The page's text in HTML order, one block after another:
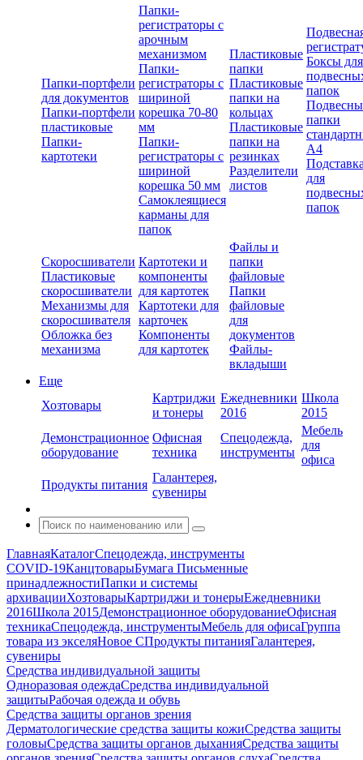
Папки-портфели
для документов
Папки-портфели
пластиковые
Папки-
картотеки
Папки-
регистраторы с
арочным
механизмом
Папки-
регистраторы с
шириной
корешка 70-80
мм
Папки-
регистраторы с
шириной
корешка 50 мм
Самоклеящиеся
карманы для
папок
Пластиковые
папки
Пластиковые
папки на
кольцах
Пластиковые
папки на
резинках
Разделители
листов
Боксы для
папок
папки
А4
для
папок
Скоросшиватели
Пластиковые
скоросшиватели
Механизмы для
скоросшивателя
Обложка без
механизма
Картотеки и
компоненты
для картотек
Картотеки для
карточек
Компоненты
для картотек
Файлы и
папки
файловые
Папки
файловые
для
документов
Файлы-
вкладыши
Еще
Хозтовары
Картриджи
и тонеры
Ежедневники
2016
Школа
2015
Демонстрационное
оборудование
Офисная
техника
Спецодежда,
инструменты
Мебель
для
офиса
Продукты питания
Галантерея,
сувениры
ГлавнаяКаталогСпецодежда, инструменты
COVID-19КанцтоварыБумага Письменные
принадлежностиПапки и системы
архивацииХозтоварыКартриджи и тонерыЕжедневники
2016Школа 2015Демонстрационное оборудованиеОфисная
техникаСпецодежда, инструментыМебель для офисаГруппа
товара из экселяНовое СПродукты питанияГалантерея,
сувениры
Средства индивидуальной защиты
Одноразовая одеждаСредства индивидуальной
защитыРабочая одежда и обувь
Средства защиты органов зрения
Дерматологические средства защиты кожиСредства защиты
головыСредства защиты органов дыханияСредства защиты